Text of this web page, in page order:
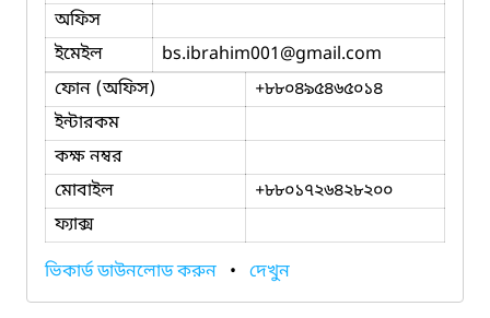
অফিস
ইমেইল
bs.ibrahim001@gmail.com
ফোন (অফিস)
+৮৮০৪৯৫৪৬৫০১৪
ইন্টারকম
কক্ষ নম্বর
মোবাইল
+৮৮০১৭২৬৪২৮২০০
ফ্যাক্স
ভিকার্ড ডাউনলোড করুন • দেখুন